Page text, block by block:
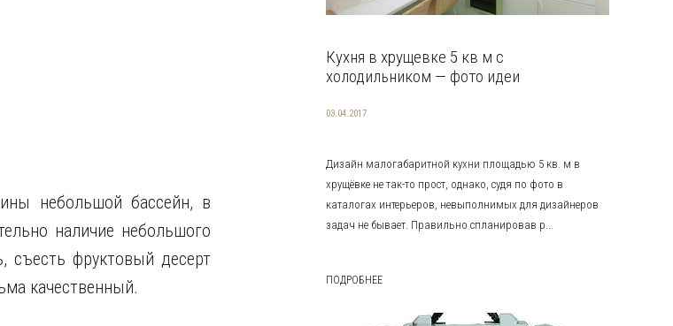
небольшой бассейн, в
наличие небольшого
съесть фруктовый десерт
качественный.
Кухня в хрущевке 5 кв м с
холодильником — фото идеи
03.04.2017
Дизайн малогабаритной кухни площадью 5 кв. м в
хрущёвке не так-то прост, однако, судя по фото в
каталогах интерьеров, невыполнимых для дизайнеров
задач не бывает. Правильно спланировав р...
ПОДРОБНЕЕ